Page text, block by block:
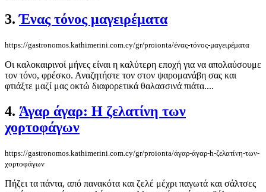
3.Ένας τόνος μαγειρέματα
https://gastronomos.kathimerini.com.cy/gr/proionta/ένας-τόνος-μαγειρέματα
Οι καλοκαιρινοί μήνες είναι η καλύτερη εποχή για να απολαύσουμε
τον τόνο, φρέσκο. Αναζητήστε τον στον ψαρομανάβη σας και
φτιάξτε μαζί μας οκτώ διαφορετικά θαλασσινά πιάτα....
4. Άγαρ άγαρ: H ζελατίνη των
χορτοφάγων
https://gastronomos.kathimerini.com.cy/gr/proionta/άγαρ-άγαρ-h-ζελατίνη-των-
χορτοφάγων
Πήζει τα πάντα, από πανακότα και ζελέ μέχρι παγωτά και σάλτσες